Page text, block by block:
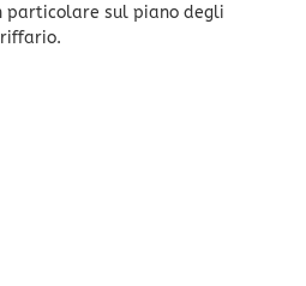
particolare sul piano degli